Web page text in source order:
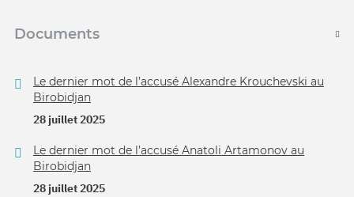
Documents
Le dernier mot de l’accusé Alexandre Krouchevski au
Birobidjan
28 juillet 2025
Le dernier mot de l’accusé Anatoli Artamonov au
Birobidjan
28 juillet 2025